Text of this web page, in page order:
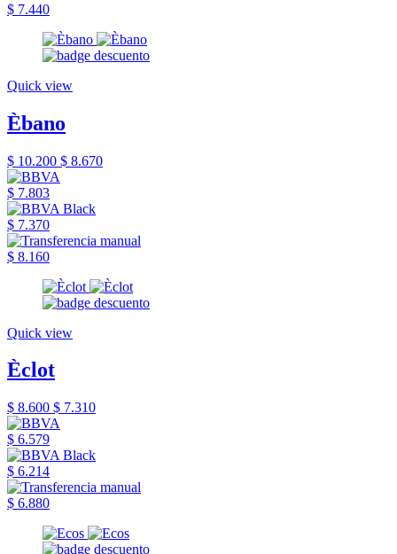
$ 7.440
Quick view
Èbano
$ 10.200 $ 8.670
$ 7.803
$ 7.370
$ 8.160
Quick view
Èclot
$ 8.600 $ 7.310
$ 6.579
$ 6.214
$ 6.880